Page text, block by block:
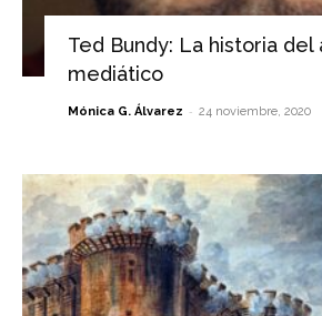
Ted Bundy: La historia del
mediático
Mónica G. Álvarez - 24 noviembre, 2020